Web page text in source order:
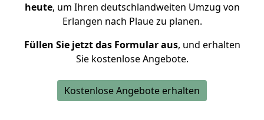
heute, um Ihren deutschlandweiten Umzug von
Erlangen nach Plaue zu planen.
Füllen Sie jetzt das Formular aus, und erhalten
Sie kostenlose Angebote.
Kostenlose Angebote erhalten